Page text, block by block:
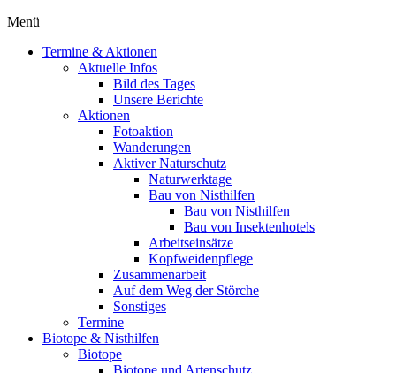
Menü
Termine & Aktionen
Aktuelle Infos
Bild des Tages
Unsere Berichte
Aktionen
Fotoaktion
Wanderungen
Aktiver Naturschutz
Naturwerktage
Bau von Nisthilfen
Bau von Nisthilfen
Bau von Insektenhotels
Arbeitseinsätze
Kopfweidenpflege
Zusammenarbeit
Auf dem Weg der Störche
Sonstiges
Termine
Biotope & Nisthilfen
Biotope
Biotope und Artenschutz